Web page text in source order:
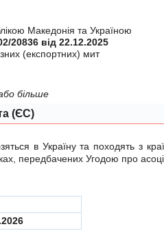
Македонiя та Україною
20836 від 22.12.2025
(експортних) мит
більше
(ЄС)
в Україну та походять з
передбаченихУгодою про